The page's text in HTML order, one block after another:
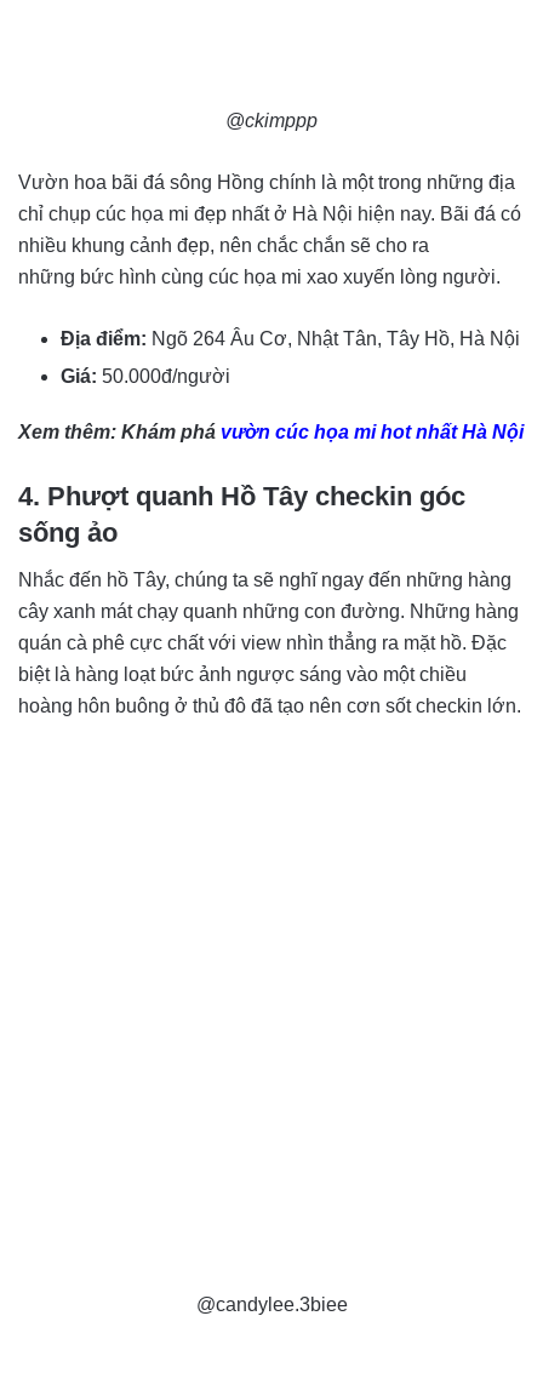
@ckimppp
Vườn hoa bãi đá sông Hồng chính là một trong những địa
chỉ chụp cúc họa mi đẹp nhất ở Hà Nội hiện nay. Bãi đá có
nhiều khung cảnh đẹp, nên chắc chắn sẽ cho ra
những bức hình cùng cúc họa mi xao xuyến lòng người.
Địa điểm: Ngõ 264 Âu Cơ, Nhật Tân, Tây Hồ, Hà Nội
Giá: 50.000đ/người
Xem thêm: Khám phá vườn cúc họa mi hot nhất Hà Nội
4. Phượt quanh Hồ Tây checkin góc
sống ảo
Nhắc đến hồ Tây, chúng ta sẽ nghĩ ngay đến những hàng
cây xanh mát chạy quanh những con đường. Những hàng
quán cà phê cực chất với view nhìn thẳng ra mặt hồ. Đặc
biệt là hàng loạt bức ảnh ngược sáng vào một chiều
hoàng hôn buông ở thủ đô đã tạo nên cơn sốt checkin lớn.
@candylee.3biee